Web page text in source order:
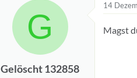
G
Gelöscht 132858
14
Magst